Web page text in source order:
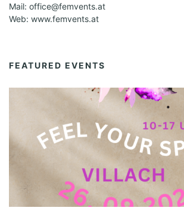
Mail: office@femvents.at
Web: www.femvents.at
FEATURED EVENTS